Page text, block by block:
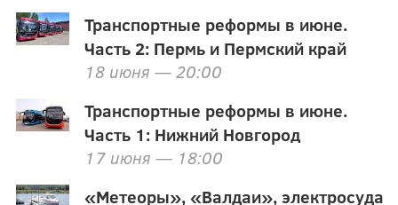
Транспортные реформы в июне.
Часть 2: Пермь и Пермский край
18 июня — 20:00
Транспортные реформы в июне.
Часть 1: Нижний Новгород
17 июня — 18:00
«Метеоры», «Валдаи», электросуда